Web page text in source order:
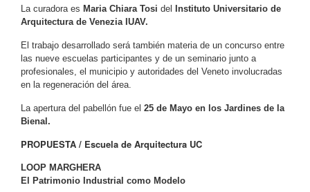
La curadora es Maria Chiara Tosi del Instituto Universitario de
Arquitectura de Venezia IUAV.
El trabajo desarrollado será también materia de un concurso entre
las nueve escuelas participantes y de un seminario junto a
profesionales, el municipio y autoridades del Veneto involucradas
en la regeneración del área.
La apertura del pabellón fue el 25 de Mayo en los Jardines de la
Bienal.
PROPUESTA / Escuela de Arquitectura UC
LOOP MARGHERA
El Patrimonio Industrial como Modelo